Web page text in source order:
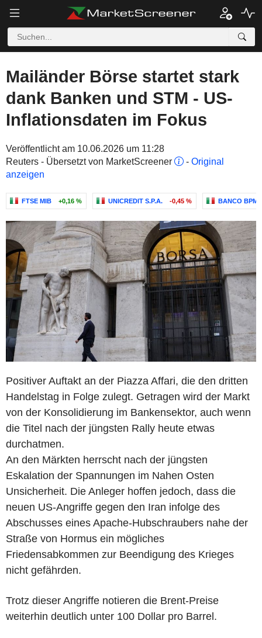
Mailänder Börse startet stark
dank Banken und STM - US-
Inflationsdaten im Fokus
Veröffentlicht am 10.06.2026 um 11:28
Reuters - Übersetzt von MarketScreener
- Original
anzeigen
FTSE MIB +0,16 % UNICREDIT S.P.A. -0,45 % BANCO BPM
Positiver Auftakt an der Piazza Affari, die den dritten
Handelstag in Folge zulegt. Getragen wird der Markt
von der Konsolidierung im Bankensektor, auch wenn
die Titel nach der jüngsten Rally heute etwas
durchatmen.
An den Märkten herrscht nach der jüngsten
Eskalation der Spannungen im Nahen Osten
Unsicherheit. Die Anleger hoffen jedoch, dass die
neuen US-Angriffe gegen den Iran infolge des
Abschusses eines Apache-Hubschraubers nahe der
Straße von Hormus ein mögliches
Friedensabkommen zur Beendigung des Krieges
nicht gefährden.
Trotz dieser Angriffe notieren die Brent-Preise
weiterhin deutlich unter 100 Dollar pro Barrel.